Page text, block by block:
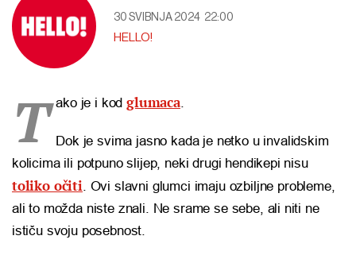
30 SVIBNJA 2024 22:00
HELLO!
T ako je i kodglumaca.
Dok je svima jasno kada je netko u invalidskim
kolicima ili potpuno slijep, neki drugi hendikepi nisu
toliko očiti. Ovi slavni glumci imaju ozbiljne probleme,
ali to možda niste znali. Ne srame se sebe, ali niti ne
ističu svoju posebnost.